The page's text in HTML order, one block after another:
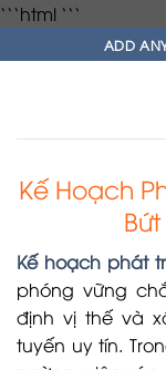
```html ```
qua
nội
ADD
Kế Hoạch
Kế hoạch phát
phóng vững
định vị thế và
tuyến uy tín.